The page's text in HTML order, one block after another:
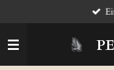
Hauptinhalt
springen